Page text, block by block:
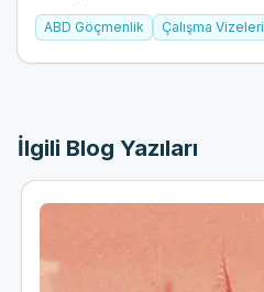
ABD Göçmenlik Çalışma Vizeleri
İlgili Blog Yazıları